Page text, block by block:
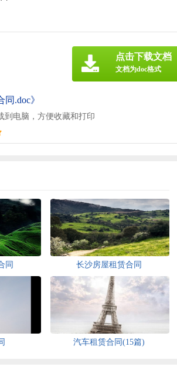
.doc》
到电脑，方便收藏和打印
点击下载文档
文档为doc格式
同 长沙房屋租赁合同
汽车租赁合同(15篇)